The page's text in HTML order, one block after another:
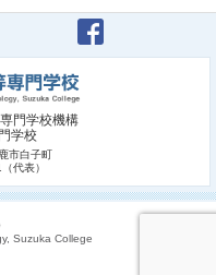
門学校機構
学校
市白子町
代表）
Suzuka College